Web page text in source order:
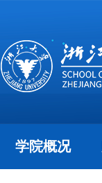
学院概况